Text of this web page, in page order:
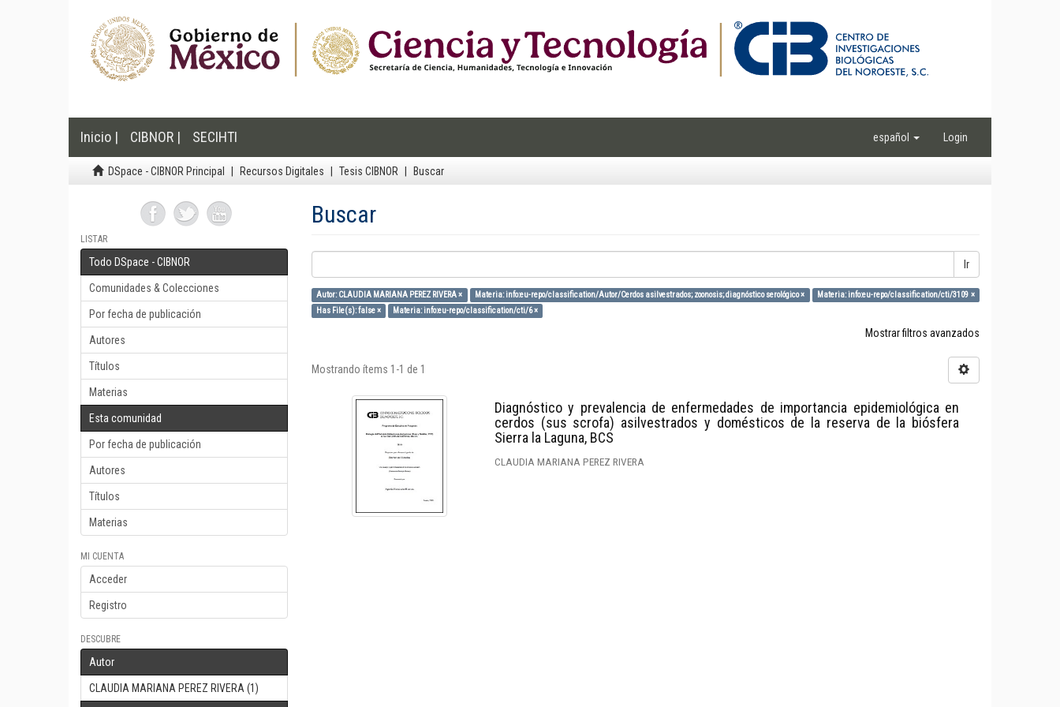
Inicio | CIBNOR | SECIHTI español Login
DSpace - CIBNOR Principal Recursos Digitales Tesis CIBNOR Buscar
LISTAR
Todo DSpace - CIBNOR
Comunidades & Colecciones
Por fecha de publicación
Autores
Títulos
Materias
Esta comunidad
Por fecha de publicación
Autores
Títulos
Materias
MI CUENTA
Acceder
Registro
DESCUBRE
Autor
CLAUDIA MARIANA PEREZ RIVERA (1)
Buscar
Ir
Autor: CLAUDIA MARIANA PEREZ RIVERA × Materia: info:eu-repo/classification/Autor/Cerdos asilvestrados; zoonosis; diagnóstico serológico ×
Materia: info:eu-repo/classification/cti/3109 ×
Has File(s): false ×
Materia: info:eu-repo/classification/cti/6 ×
Mostrar filtros avanzados
Mostrando ítems 1-1 de 1
Diagnóstico y prevalencia de enfermedades de importancia epidemiológica en
cerdos (sus scrofa) asilvestrados y domésticos de la reserva de la biósfera
Sierra la Laguna, BCS
CLAUDIA MARIANA PEREZ RIVERA